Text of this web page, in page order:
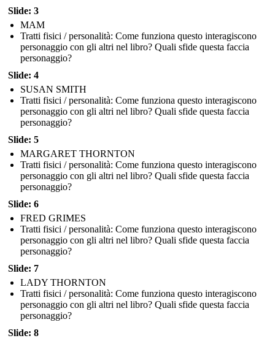
Slide: 3
MAM
Tratti fisici / personalità: Come funziona questo interagiscono
personaggio con gli altri nel libro? Quali sfide questa faccia
personaggio?
Slide: 4
SUSAN SMITH
Tratti fisici / personalità: Come funziona questo interagiscono
personaggio con gli altri nel libro? Quali sfide questa faccia
personaggio?
Slide: 5
MARGARET THORNTON
Tratti fisici / personalità: Come funziona questo interagiscono
personaggio con gli altri nel libro? Quali sfide questa faccia
personaggio?
Slide: 6
FRED GRIMES
Tratti fisici / personalità: Come funziona questo interagiscono
personaggio con gli altri nel libro? Quali sfide questa faccia
personaggio?
Slide: 7
LADY THORNTON
Tratti fisici / personalità: Come funziona questo interagiscono
personaggio con gli altri nel libro? Quali sfide questa faccia
personaggio?
Slide: 8